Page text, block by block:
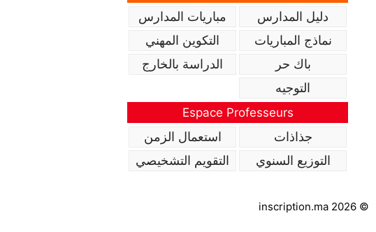
دليل المدارس
مباريات المدارس
نماذج المباريات
التكوين المهني
باك حر
الدراسة بالخارج
التوجيه
Espace Professeurs
جذاذات
استعمال الزمن
التوزيع السنوي
التقويم التشخيصي
inscription.ma 2026 ©